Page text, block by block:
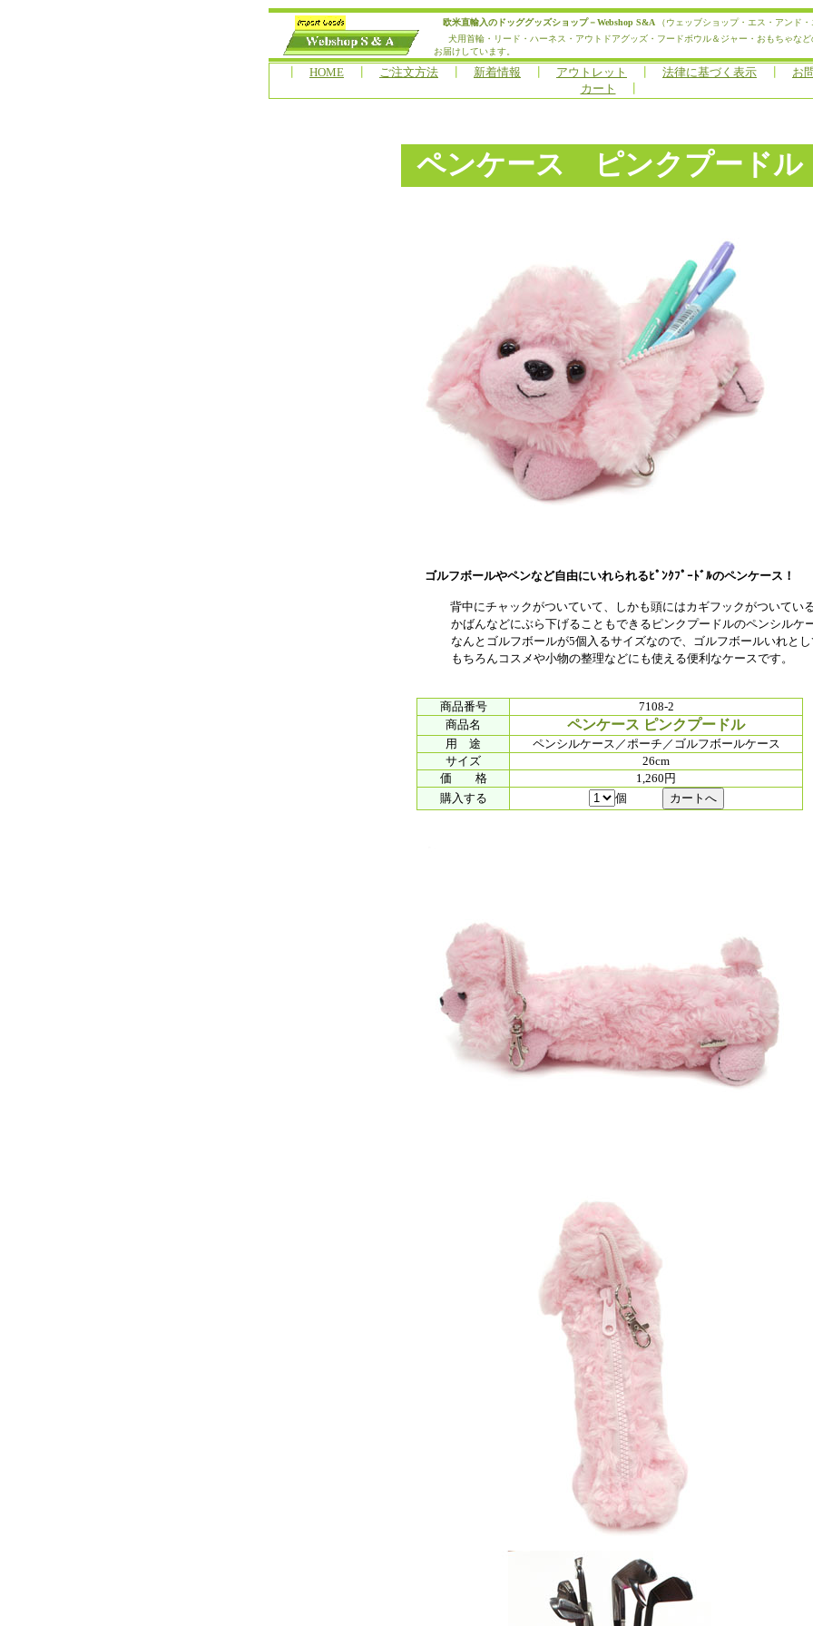
欧米直輸入のドッググッズショップ－Webshop S&A
（ウェッブショップ・エス・アンド・
犬用首輪・リード・ハーネス・アウトドアグッズ・フードボウル＆ジャー・おもちゃなど
お届けしています。
HOME ご注文方法 新着情報 アウトレット 法律に基づく表示 お
カート
ペンケース ピンクプードル
ゴルフボールやペンなど自由にいれられるﾋﾟﾝｸﾌﾟｰﾄﾞﾙのペンケース！
背中にチャックがついていて、しかも頭にはカギフックがついている
かばんなどにぶら下げることもできるピンクプードルのペンシルケ
なんとゴルフボールが5個入るサイズなので、ゴルフボールいれとし
もちろんコスメや小物の整理などにも使える便利なケースです。
商品番号
7108-2
商品名
ペンケース ピンクプードル
用 途
ペンシルケース／ポーチ／ゴルフボールケース
サイズ
26cm
価 格
1,260円
購入する
個